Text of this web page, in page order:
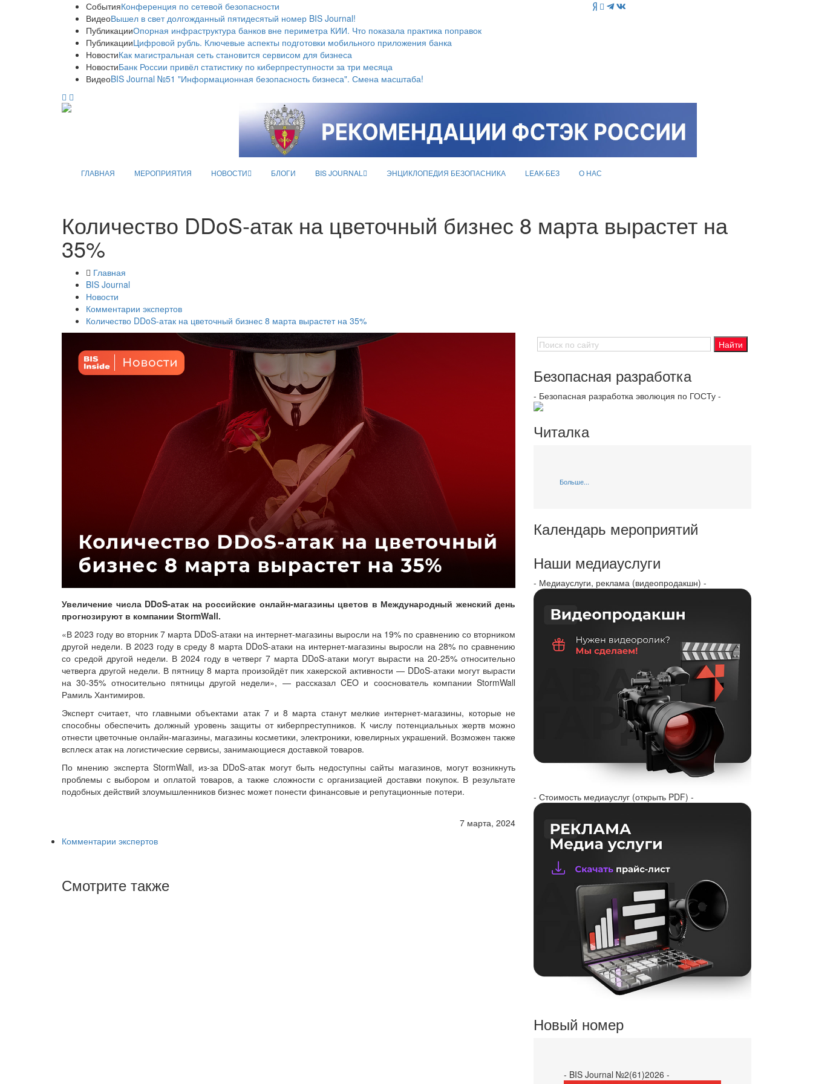
СобытияКонференция по сетевой безопасности
ВидеоВышел в свет долгожданный пятидесятый номер BIS Journal!
ПубликацииОпорная инфраструктура банков вне периметра КИИ. Что показала практика поправок
ПубликацииЦифровой рубль. Ключевые аспекты подготовки мобильного приложения банка
НовостиКак магистральная сеть становится сервисом для бизнеса
НовостиБанк России привёл статистику по киберпреступности за три месяца
ВидеоBIS Journal №51 "Информационная безопасность бизнеса". Смена масштаба!
ГЛАВНАЯ МЕРОПРИЯТИЯ НОВОСТИ БЛОГИ BIS JOURNAL ЭНЦИКЛОПЕДИЯ БЕЗОПАСНИКА LEAK-БЕЗ О НАС
Количество DDoS-атак на цветочный бизнес 8 марта вырастет на
35%
Главная
BIS Journal
Новости
Комментарии экспертов
Количество DDoS-атак на цветочный бизнес 8 марта вырастет на 35%
Увеличение числа DDoS-атак на российские онлайн-магазины цветов в Международный женский день
прогнозируют в компании StormWall.
«В 2023 году во вторник 7 марта DDoS-атаки на интернет-магазины выросли на 19% по сравнению со вторником
другой недели. В 2023 году в среду 8 марта DDoS-атаки на интернет-магазины выросли на 28% по сравнению
со средой другой недели. В 2024 году в четверг 7 марта DDoS-атаки могут вырасти на 20-25% относительно
четверга другой недели. В пятницу 8 марта произойдёт пик хакерской активности — DDoS-атаки могут вырасти
на 30-35% относительно пятницы другой недели», — рассказал CEO и сооснователь компании StormWall
Рамиль Хантимиров.
Эксперт считает, что главными объектами атак 7 и 8 марта станут мелкие интернет-магазины, которые не
способны обеспечить должный уровень защиты от киберпреступников. К числу потенциальных жертв можно
отнести цветочные онлайн-магазины, магазины косметики, электроники, ювелирных украшений. Возможен также
всплеск атак на логистические сервисы, занимающиеся доставкой товаров.
По мнению эксперта StormWall, из-за DDoS-атак могут быть недоступны сайты магазинов, могут возникнуть
проблемы с выбором и оплатой товаров, а также сложности с организацией доставки покупок. В результате
подобных действий злоумышленников бизнес может понести финансовые и репутационные потери.
7 марта, 2024
Комментарии экспертов
Смотрите также
Безопасная разработка
- Безопасная разработка эволюция по ГОСТу -
Читалка
Больше...
Календарь мероприятий
Наши медиауслуги
- Медиауслуги, реклама (видеопродакшн) -
- Стоимость медиауслуг (открыть PDF) -
Новый номер
- BIS Journal №2(61)2026 -